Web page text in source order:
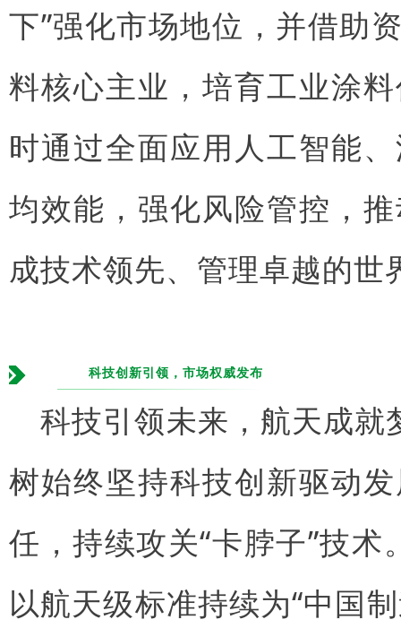
下”强化市场地位，并借助
料核心主业，培育工业涂
时通过全面应用人工智能
均效能，强化风险管控，
成技术领先、管理卓越的
科技创新引领，市场权威发布
科技引领未来，航天成就
树始终坚持科技创新驱动
任，持续攻关“卡脖子”技
以航天级标准持续为“中国